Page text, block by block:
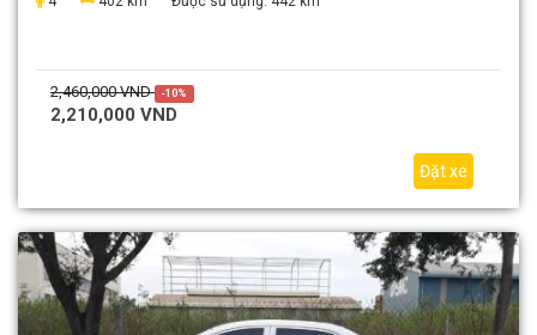
2,460,000 VND -10%
2,210,000 VND
Đặt xe